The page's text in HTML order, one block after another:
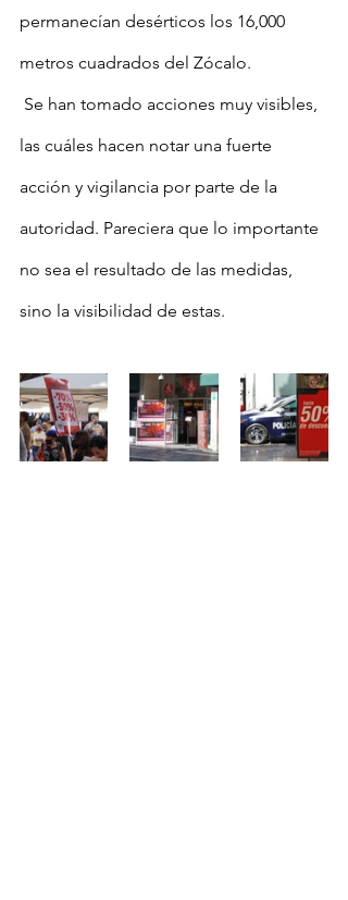
permanecían desérticos los 16,000
metros cuadrados del Zócalo.
Se han tomado acciones muy visibles,
las cuáles hacen notar una fuerte
acción y vigilancia por parte de la
autoridad. Pareciera que lo importante
no sea el resultado de las medidas,
sino la visibilidad de estas.